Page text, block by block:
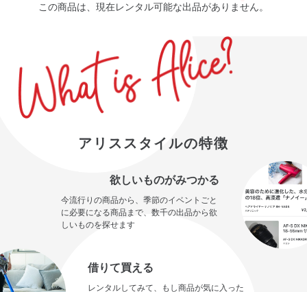
この商品は、現在レンタル可能な出品がありません。
アリススタイルの特徴
欲しいものがみつかる
今流行りの商品から、季節のイベントごと
に必要になる商品まで、数千の出品から欲
しいものを探せます
借りて買える
レンタルしてみて、もし商品が気に入った